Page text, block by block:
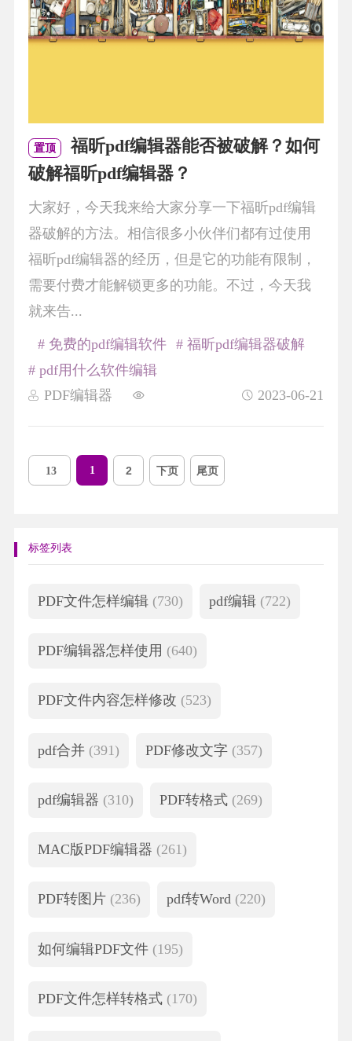
置顶
福昕pdf编辑器能否被破解？如何
破解福昕pdf编辑器？
大家好，今天我来给大家分享一下福昕pdf编辑
器破解的方法。相信很多小伙伴们都有过使用
福昕pdf编辑器的经历，但是它的功能有限制，
需要付费才能解锁更多的功能。不过，今天我
就来告...
PDF编辑器 2023-06-21
# 免费的pdf编辑软件
# 福昕pdf编辑器破解
# pdf用什么软件编辑
13 1 2 下页 尾页
标签列表
PDF文件怎样编辑 (730) pdf编辑 (722)
PDF编辑器怎样使用 (640)
PDF文件内容怎样修改 (523)
pdf合并 (391) PDF修改文字 (357)
pdf编辑器 (310) PDF转格式 (269)
MAC版PDF编辑器 (261)
PDF转图片 (236) pdf转Word (220)
如何编辑PDF文件 (195)
PDF文件怎样转格式 (170)